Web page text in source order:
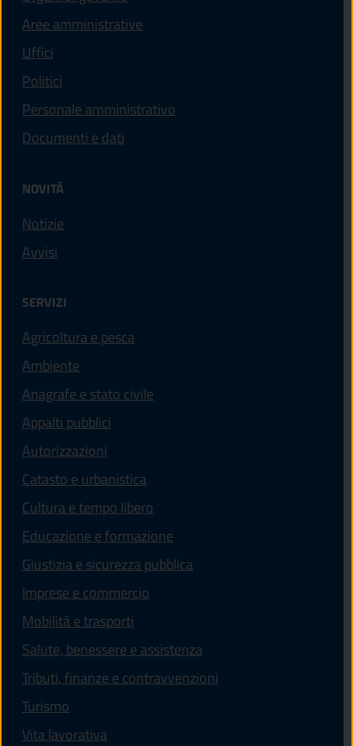
Aree amministrative
Uffici
Politici
Personale amministrativo
Documenti e dati
NOVITÀ
Notizie
Avvisi
SERVIZI
Agricoltura e pesca
Ambiente
Anagrafe e stato civile
Appalti pubblici
Autorizzazioni
Catasto e urbanistica
Cultura e tempo libero
Educazione e formazione
Giustizia e sicurezza pubblica
Imprese e commercio
Mobilità e trasporti
Salute, benessere e assistenza
Tributi, finanze e contravvenzioni
Turismo
Vita lavorativa